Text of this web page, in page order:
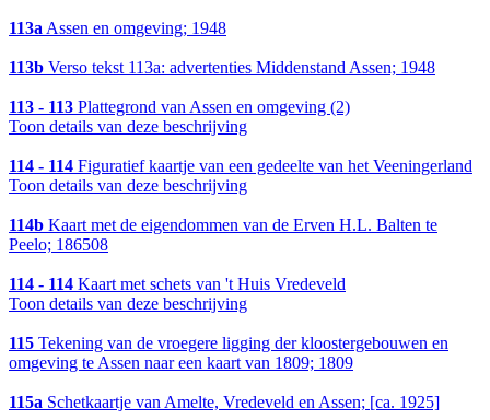
113aAssen en omgeving; 1948
113b Verso tekst 113a: advertenties Middenstand Assen; 1948
113 - 113 Plattegrond van Assen en omgeving (2)
Toon details van deze beschrijving
114 - 114 Figuratief kaartje van een gedeelte van het Veeningerland
Toon details van deze beschrijving
114b Kaart met de eigendommen van de Erven H.L. Balten te
Peelo; 186508
114 - 114 Kaart met schets van 't Huis Vredeveld
Toon details van deze beschrijving
115 Tekening van de vroegere ligging der kloostergebouwen en
omgeving te Assen naar een kaart van 1809; 1809
115a Schetkaartje van Amelte, Vredeveld en Assen; [ca. 1925]